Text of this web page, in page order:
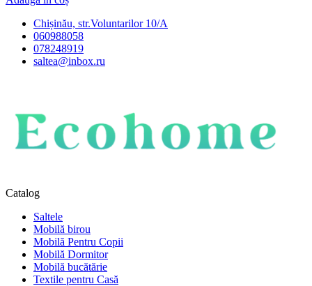
Chișinău, str.Voluntarilor 10/A
060988058
078248919
saltea@inbox.ru
Catalog
Saltele
Mobilă birou
Mobilă Pentru Copii
Mobilă Dormitor
Mobilă bucătărie
Textile pentru Casă